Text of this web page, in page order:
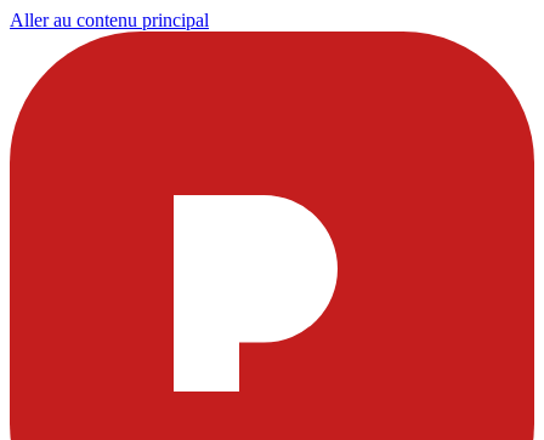
Aller au contenu principal